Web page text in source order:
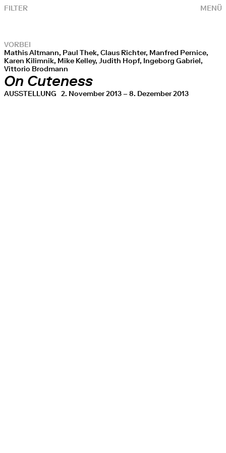
MENÜ
FILTER
VORBEI
Mathis Altmann, Paul Thek, Claus Richter, Manfred Pernice,
Karen Kilimnik, Mike Kelley, Judith Hopf, Ingeborg Gabriel,
Vittorio Brodmann
On Cuteness
AUSSTELLUNG 2. November 2013 – 8. Dezember 2013